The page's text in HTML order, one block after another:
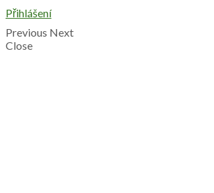
Přihlášení
Previous Next
Close